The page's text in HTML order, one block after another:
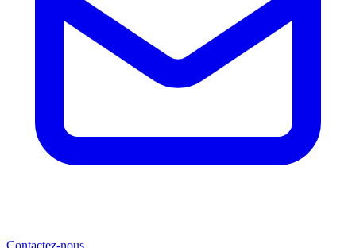
Contactez-nous